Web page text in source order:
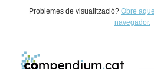
Problemes de visualització? Obre
navegador.